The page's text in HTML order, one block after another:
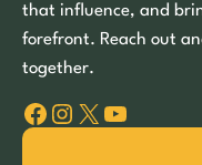
that influence, and
forefront. Reach out
together.
Facebook Instagram X YouTube